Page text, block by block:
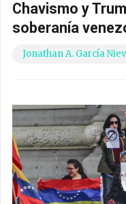
Chavismo y
soberanía
Jonathan A. García